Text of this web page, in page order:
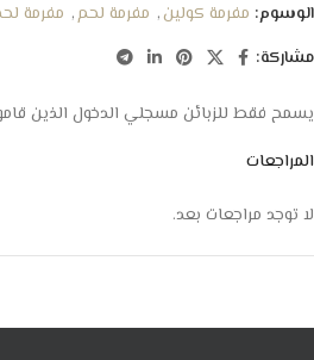
الوسوم: مفرمة كولين, مفرمة لحم, مفرمة لحم 1400
مشاركة:
المراجعات
لا توجد مراجعات بعد.
يسمح فقط للزبائن مسجلي الدخول الذين